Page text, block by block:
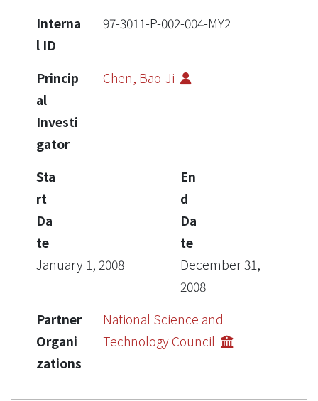
Interna
l ID
97-3011-P-002-004-MY2
Princip
al
Investi
gator
Chen, Bao-Ji
Sta
rt
Da
te
January 1, 2008
En
d
Da
te
December 31,
2008
Partner
Organi
zations
National Science and
Technology Council